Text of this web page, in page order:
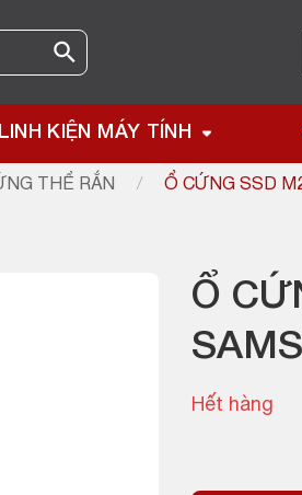
LINH KIỆN MÁY TÍNH
THỂ RẮN / Ổ CỨNG SSD
Ổ
Hết hàng